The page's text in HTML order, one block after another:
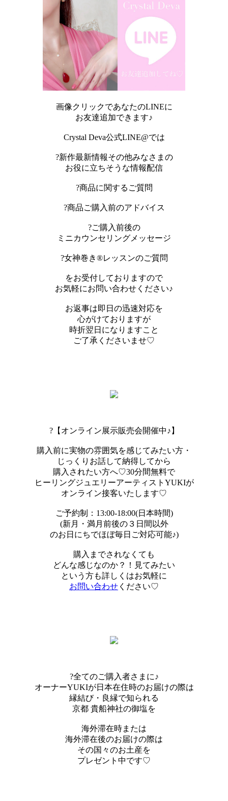
画像クリックであなたのLINEに
お友達追加できます♪
Crystal Deva公式LINE@では
?新作最新情報その他みなさまの
お役に立ちそうな情報配信
?商品に関するご質問
?商品ご購入前のアドバイス
?ご購入前後の
ミニカウンセリングメッセージ
?女神巻き®︎レッスンのご質問
をお受付しておりますので
お気軽にお問い合わせください♪
お返事は即日の迅速対応を
心がけておりますが
時折翌日になりますこと
ご了承くださいませ♡
?【オンライン展示販売会開催中♪】
購入前に実物の雰囲気を感じてみたい方・
じっくりお話して納得してから
購入されたい方へ♡30分間無料で
ヒーリングジュエリーアーティストYUKIが
オンライン接客いたします♡
ご予約制：13:00-18:00(日本時間)
(新月・満月前後の３日間以外
のお日にちでほぼ毎日ご対応可能♪)
購入までされなくても
どんな感じなのか？！見てみたい
という方も詳しくはお気軽に
お問い合わせ ください♡
?全てのご購入者さまに♪
オーナーYUKIが日本在住時のお届けの際は
縁結び・良縁で知られる
京都 貴船神社の御塩を
海外滞在時または
海外滞在後のお届けの際は
その国々のお土産を
プレゼント中です♡